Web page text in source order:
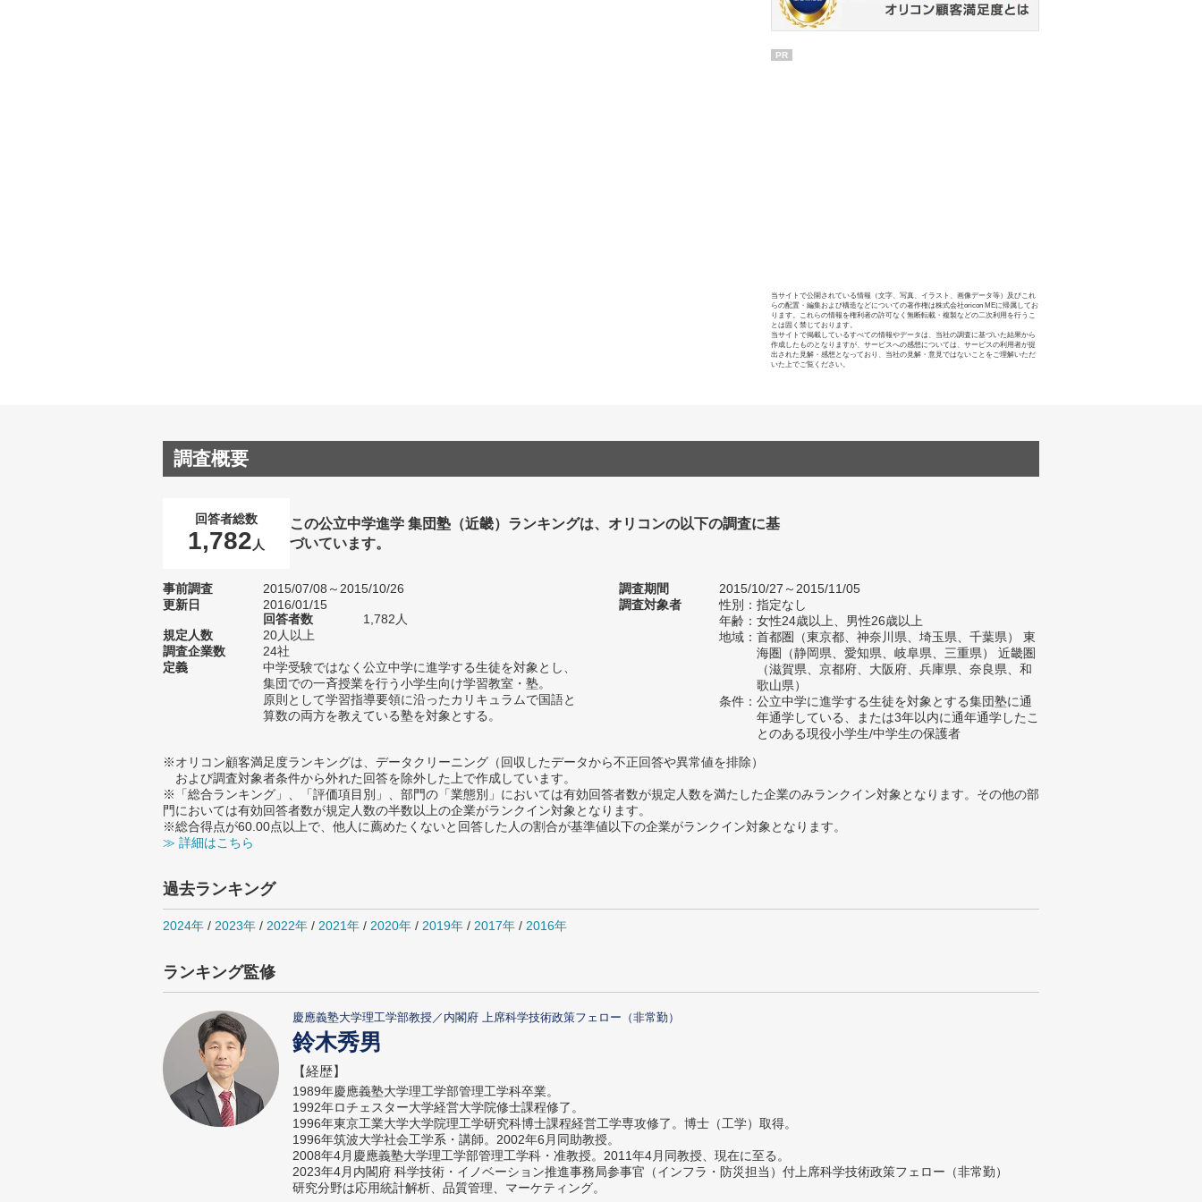
PR
当サイトで公開されている情報（文字、写真、イラスト、画像データ等）及びこれ
らの配置・編集および構造などについての著作権は株式会社oricon MEに帰属してお
ります。これらの情報を権利者の許可なく無断転載・複製などの二次利用を行うこ
とは固く禁じております。
当サイトで掲載しているすべての情報やデータは、当社の調査に基づいた結果から
作成したものとなりますが、サービスへの感想については、サービスの利用者が提
出された見解・感想となっており、当社の見解・意見ではないことをご理解いただ
いた上でご覧ください。
調査概要
回答者総数
1,782 人
この公立中学進学 集団塾（近畿）ランキングは、オリコンの以下の調査に基
づいています。
事前調査
2015/07/08～2015/10/26
更新日
2016/01/15
回答者数
1,782人
規定人数
20人以上
調査企業数
24社
定義
中学受験ではなく公立中学に進学する生徒を対象とし、
集団での一斉授業を行う小学生向け学習教室・塾。
原則として学習指導要領に沿ったカリキュラムで国語と
算数の両方を教えている塾を対象とする。
調査期間
2015/10/27～2015/11/05
調査対象者
性別：指定なし
年齢：女性24歳以上、男性26歳以上
地域：首都圏（東京都、神奈川県、埼玉県、千葉県） 東
海圏（静岡県、愛知県、岐阜県、三重県） 近畿圏
（滋賀県、京都府、大阪府、兵庫県、奈良県、和
歌山県）
条件：公立中学に進学する生徒を対象とする集団塾に通
年通学している、または3年以内に通年通学したこ
とのある現役小学生/中学生の保護者
※オリコン顧客満足度ランキングは、データクリーニング（回収したデータから不正回答や異常値を排除）
および調査対象者条件から外れた回答を除外した上で作成しています。
※「総合ランキング」、「評価項目別」、部門の「業態別」においては有効回答者数が規定人数を満たした企業のみランクイン対象となります。その他の部
門においては有効回答者数が規定人数の半数以上の企業がランクイン対象となります。
※総合得点が60.00点以上で、他人に薦めたくないと回答した人の割合が基準値以下の企業がランクイン対象となります。
≫ 詳細はこちら
過去ランキング
2024年 / 2023年 / 2022年 / 2021年 / 2020年 / 2019年 / 2017年 / 2016年
ランキング監修
慶應義塾大学理工学部教授／内閣府 上席科学技術政策フェロー（非常勤）
鈴木秀男
【経歴】
1989年慶應義塾大学理工学部管理工学科卒業。
1992年ロチェスター大学経営大学院修士課程修了。
1996年東京工業大学大学院理工学研究科博士課程経営工学専攻修了。博士（工学）取得。
1996年筑波大学社会工学系・講師。2002年6月同助教授。
2008年4月慶應義塾大学理工学部管理工学科・准教授。2011年4月同教授、現在に至る。
2023年4月内閣府 科学技術・イノベーション推進事務局参事官（インフラ・防災担当）付上席科学技術政策フェロー（非常勤）
研究分野は応用統計解析、品質管理、マーケティング。